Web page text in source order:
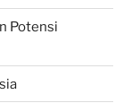
Potensi